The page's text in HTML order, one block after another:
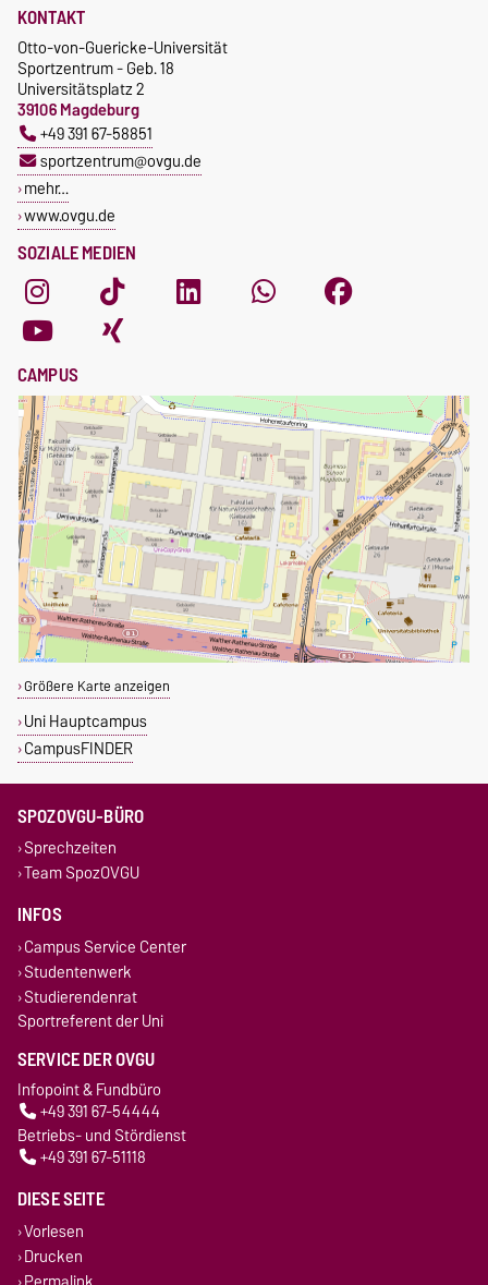
SOZIALE MEDIEN
KONTAKT
Otto-von-Guericke-Universität
Sportzentrum - Geb. 18
Universitätsplatz 2
39106 Magdeburg
+49 391 67-58851
sportzentrum@ovgu.de
mehr…
www.ovgu.de
CAMPUS
Größere Karte anzeigen
Uni Hauptcampus
CampusFINDER
SPOZOVGU-BÜRO
Sprechzeiten
Team SpozOVGU
INFOS
Campus Service Center
Studentenwerk
Studierendenrat
Sportreferent der Uni
SERVICE DER OVGU
Infopoint & Fundbüro
+49 391 67-54444
Betriebs- und Stördienst
+49 391 67-51118
DIESE SEITE
Vorlesen
Drucken